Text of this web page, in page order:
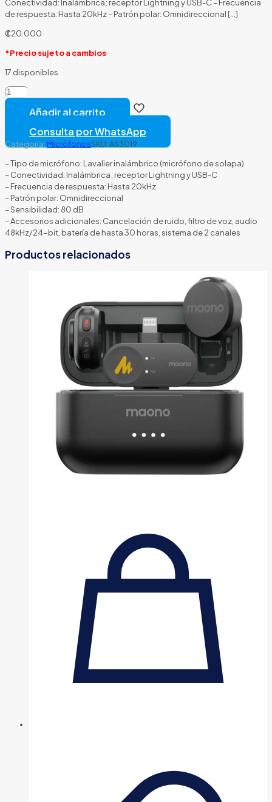
Conectividad: Inalámbrica; receptor Lightning y USB-C – Frecuencia
de respuesta: Hasta 20kHz – Patrón polar: Omnidireccional […]
₡20.000
*Precio sujeto a cambios
17 disponibles
MICRÓFONO
MAONO
WM622
INALÁMBRICO
LAVALIER
CON
RECEPTOR
LIGHTNING
CANCELACIÓN
DE
RUIDO
NEGRO
Añadir al carrito
Consulta por WhatsApp
Categoría: MicrófonosSKU:AS3019
– Tipo de micrófono: Lavalier inalámbrico (micrófono de solapa)
– Conectividad: Inalámbrica; receptor Lightning y USB-C
– Frecuencia de respuesta: Hasta 20kHz
– Patrón polar: Omnidireccional
– Sensibilidad: 80 dB
– Accesorios adicionales: Cancelación de ruido, filtro de voz, audio
48kHz/24-bit, batería de hasta 30 horas, sistema de 2 canales
Productos relacionados